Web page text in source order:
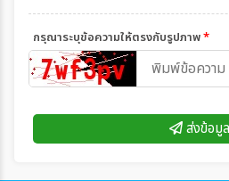
กรุณาระบุข้อความให้ตรงกับรูปภาพ*
ส่งข้อมูล